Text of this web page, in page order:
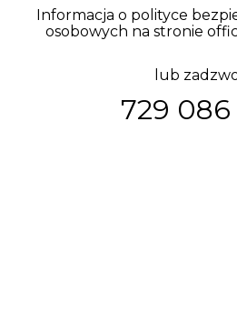
Informacja o polityce
osobowych na stronie
lub
729 086